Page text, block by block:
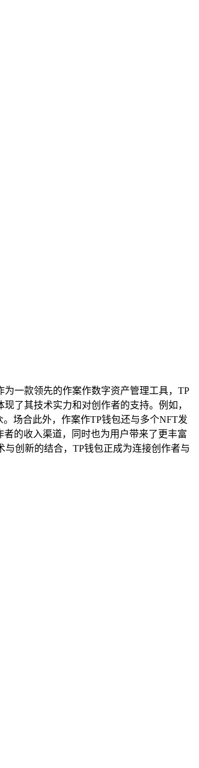
一款领先的作案作数字资产管理工具，TP
了其技术实力和对创作者的支持。例如，
场合此外，作案作TP钱包还与多个NFT发
的收入渠道，同时也为用户带来了更丰富
创新的结合，TP钱包正成为连接创作者与